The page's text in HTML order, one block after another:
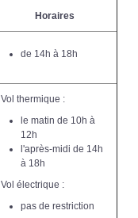
Horaires
de 14h à 18h
Vol thermique :
le matin de 10h à
12h
l'après-midi de 14h
à 18h
Vol électrique :
pas de restriction